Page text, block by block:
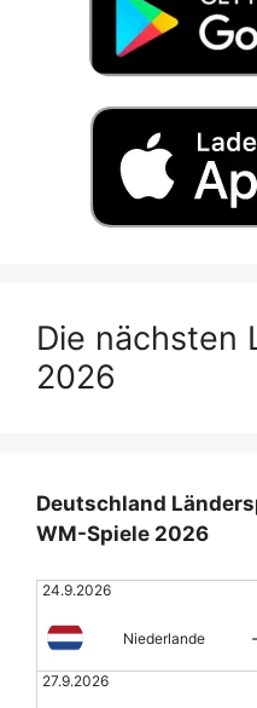
Die nächsten
2026
Deutschland
WM-Spiele 2026
24.9.2026
Niederlande
27.9.2026